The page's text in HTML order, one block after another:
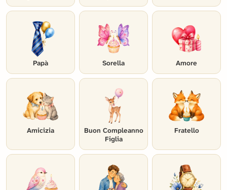
Papà Sorella Amore
Amicizia
Buon Compleanno
Figlia
Fratello